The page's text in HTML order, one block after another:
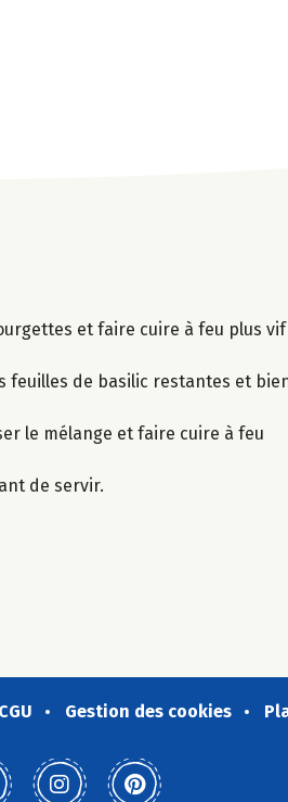
et faire cuire à feu plus vif
feuilles de basilic restantes et
le mélange et faire cuire à feu
de servir.
CGU Gestion des cookies